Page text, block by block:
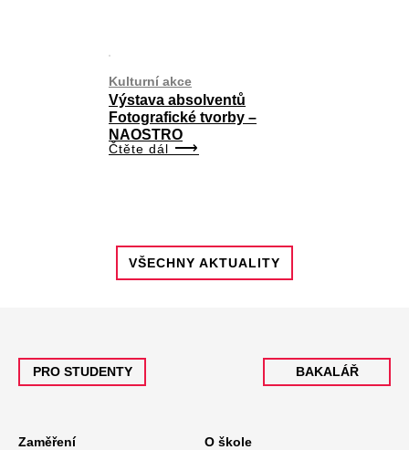
Kulturní akce
Výstava absolventů
Fotografické tvorby –
NAOSTRO
Čtěte dál
VŠECHNY AKTUALITY
PRO STUDENTY BAKALÁŘ
Zaměření
O škole